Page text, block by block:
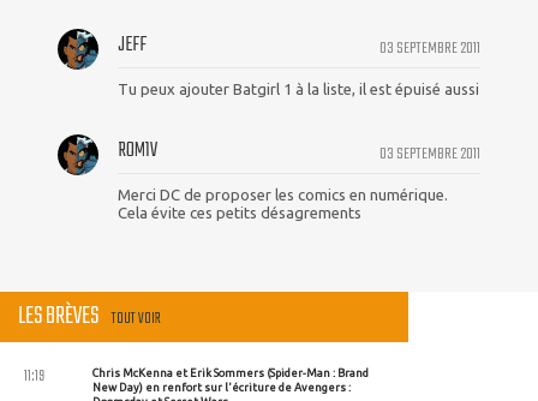
03 SEPTEMBRE 2011
JEFF
Tu peux ajouter Batgirl 1 à la liste, il est épuisé aussi
03 SEPTEMBRE 2011
ROM1V
Merci DC de proposer les comics en numérique.
Cela évite ces petits désagrements
LES BRÈVES TOUT VOIR
Chris McKenna et Erik Sommers (Spider-Man : Brand
New Day) en renfort sur l'écriture de Avengers :
11:19